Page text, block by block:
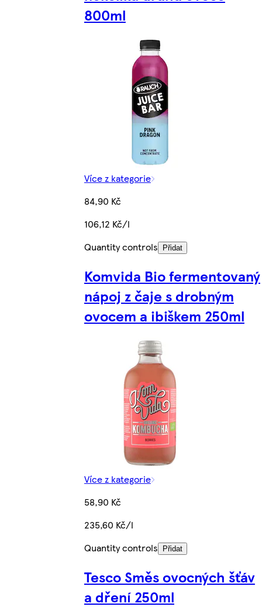
800ml
Více z kategorie
84,90 Kč
106,12 Kč/l
Quantity controls
Přidat
Komvida Bio fermentovaný
nápoj z čaje s drobným
ovocem a ibiškem 250ml
Více z kategorie
58,90 Kč
235,60 Kč/l
Quantity controls
Přidat
Tesco Směs ovocných šťáv
a dření 250ml